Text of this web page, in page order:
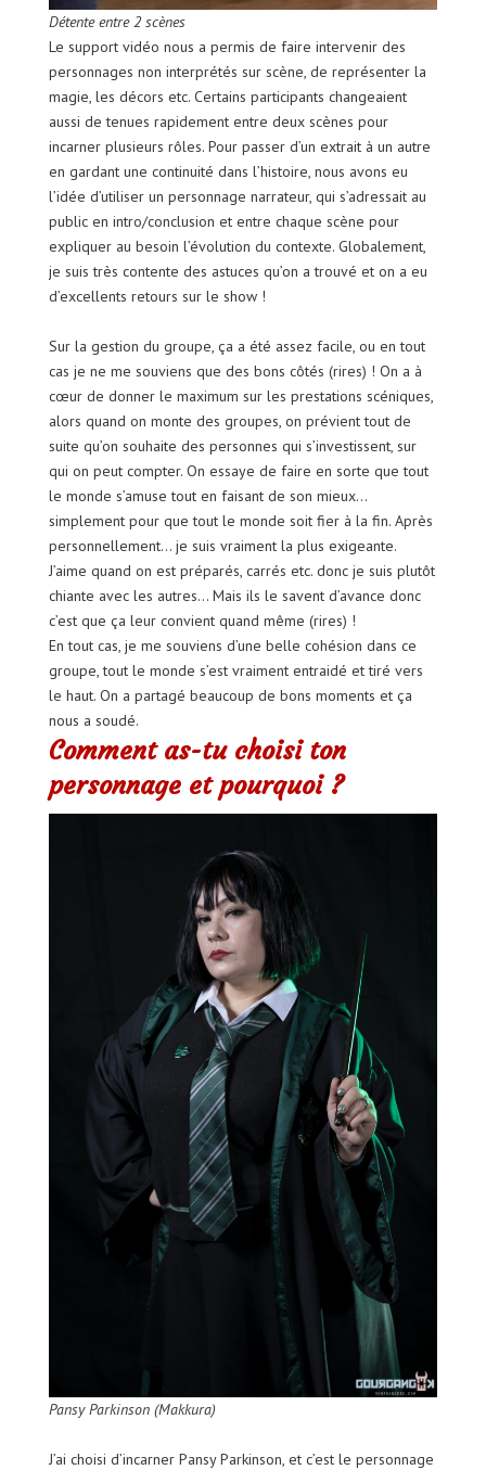
Détente entre 2 scènes
Le support vidéo nous a permis de faire intervenir des
personnages non interprétés sur scène, de représenter la
magie, les décors etc. Certains participants changeaient
aussi de tenues rapidement entre deux scènes pour
incarner plusieurs rôles. Pour passer d’un extrait à un autre
en gardant une continuité dans l’histoire, nous avons eu
l’idée d’utiliser un personnage narrateur, qui s’adressait au
public en intro/conclusion et entre chaque scène pour
expliquer au besoin l’évolution du contexte. Globalement,
je suis très contente des astuces qu’on a trouvé et on a eu
d’excellents retours sur le show !
Sur la gestion du groupe, ça a été assez facile, ou en tout
cas je ne me souviens que des bons côtés (rires) ! On a à
cœur de donner le maximum sur les prestations scéniques,
alors quand on monte des groupes, on prévient tout de
suite qu’on souhaite des personnes qui s’investissent, sur
qui on peut compter. On essaye de faire en sorte que tout
le monde s’amuse tout en faisant de son mieux…
simplement pour que tout le monde soit fier à la fin. Après
personnellement… je suis vraiment la plus exigeante.
J’aime quand on est préparés, carrés etc. donc je suis plutôt
chiante avec les autres… Mais ils le savent d’avance donc
c’est que ça leur convient quand même (rires) !
En tout cas, je me souviens d’une belle cohésion dans ce
groupe, tout le monde s’est vraiment entraidé et tiré vers
le haut. On a partagé beaucoup de bons moments et ça
nous a soudé.
Comment as-tu choisi ton
personnage et pourquoi ?
Pansy Parkinson (Makkura)
J’ai choisi d’incarner Pansy Parkinson, et c’est le personnage